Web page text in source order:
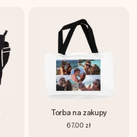
Torba na zakupy
67,00 zł